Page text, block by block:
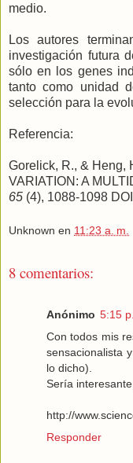
medio.
Los autores
investigación futura
sólo en los genes
tanto como unidad
selección para la
Referencia:
Gorelick, R., & Heng,
VARIATION: A
65 (4), 1088-1098
Unknown en 11:23 a. m.
8 comentarios:
Anónimo 5:15
Con todos mis
sensacionalista
lo dicho).
Sería
http://
Responder